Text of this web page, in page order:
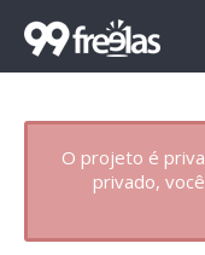
O projeto é
privado,